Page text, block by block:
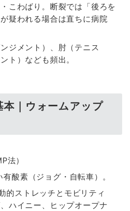
こわばり。断裂では「後ろを
疑われる場合は直ちに病院
ジメント）、肘（テニス
ト）なども頻出。
本｜ウォームアップ
法）
酸素（ジョグ・自転車）。
ストレッチとモビリティ
ハイニー、ヒップオープナ